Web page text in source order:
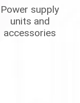
Power supply
units and
accessories